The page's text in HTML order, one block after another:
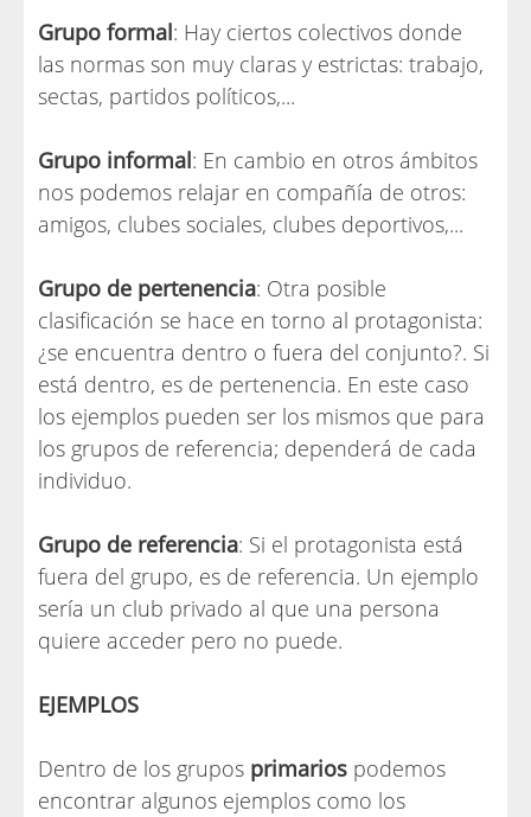
Grupo formal: Hay ciertos colectivos donde
las normas son muy claras y estrictas: trabajo,
sectas, partidos políticos,...
Grupo informal: En cambio en otros ámbitos
nos podemos relajar en compañía de otros:
amigos, clubes sociales, clubes deportivos,...
Grupo de pertenencia: Otra posible
clasificación se hace en torno al protagonista:
¿se encuentra dentro o fuera del conjunto?. Si
está dentro, es de pertenencia. En este caso
los ejemplos pueden ser los mismos que para
los grupos de referencia; dependerá de cada
individuo.
Grupo de referencia: Si el protagonista está
fuera del grupo, es de referencia. Un ejemplo
sería un club privado al que una persona
quiere acceder pero no puede.
EJEMPLOS
Dentro de los grupos primarios podemos
encontrar algunos ejemplos como los